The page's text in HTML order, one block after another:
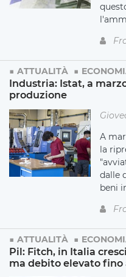
ATTUALITÀ
Industria: Istat, a
produzione
A
la
dalle
beni
ATTUALITÀ
Pil: Fitch, in Italia
ma debito elevato fino